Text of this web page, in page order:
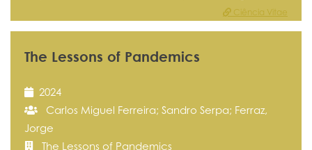
Ciência Vitae
The Lessons of Pandemics
2024
Carlos Miguel Ferreira; Sandro Serpa; Ferraz,
Jorge
The Lessons of Pandemics